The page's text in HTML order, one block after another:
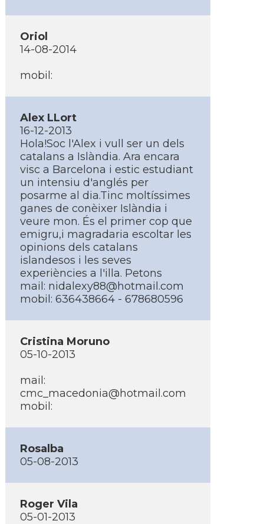
Oriol
14-08-2014
mobil:
Alex LLort
16-12-2013
Hola!Soc l'Alex i vull ser un dels
catalans a Islàndia. Ara encara
visc a Barcelona i estic estudiant
un intensiu d'anglés per
posarme al dia.Tinc moltí­ssimes
ganes de conèixer Islàndia i
veure mon. És el primer cop que
emigru,i magradaria escoltar les
opinions dels catalans
islandesos i les seves
experiències a l'illa. Petons
mail: nidalexy88@hotmail.com
mobil: 636438664 - 678680596
Cristina Moruno
05-10-2013
mail:
cmc_macedonia@hotmail.com
mobil:
Rosalba
05-08-2013
Roger Vila
05-01-2013